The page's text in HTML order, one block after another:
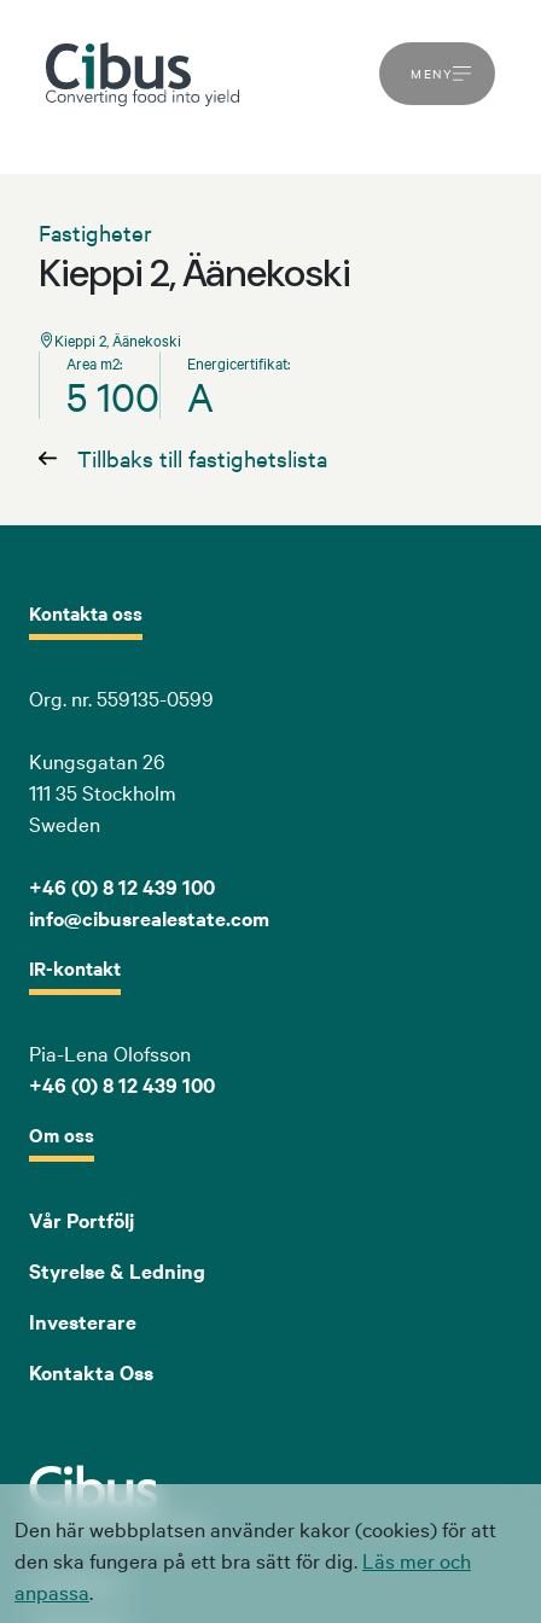
MENY
Fastigheter
Kieppi 2, Äänekoski
Kieppi 2, Äänekoski
Area m2:
5 100
Energicertifikat:
A
Tillbaks till fastighetslista
Kontakta oss
Org. nr. 559135-0599
Kungsgatan 26
111 35 Stockholm
Sweden
+46 (0) 8 12 439 100
info@cibusrealestate.com
IR-kontakt
Pia-Lena Olofsson
+46 (0) 8 12 439 100
Om oss
Vår Portfölj
Styrelse & Ledning
Investerare
Kontakta Oss
Visselblåsare
Den här webbplatsen använder kakor (cookies) för att
den ska fungera på ett bra sätt för dig. Läs mer och
anpassa.